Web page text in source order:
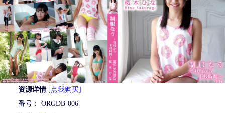
资源详情 [点我购买]
番号： ORGDB-006